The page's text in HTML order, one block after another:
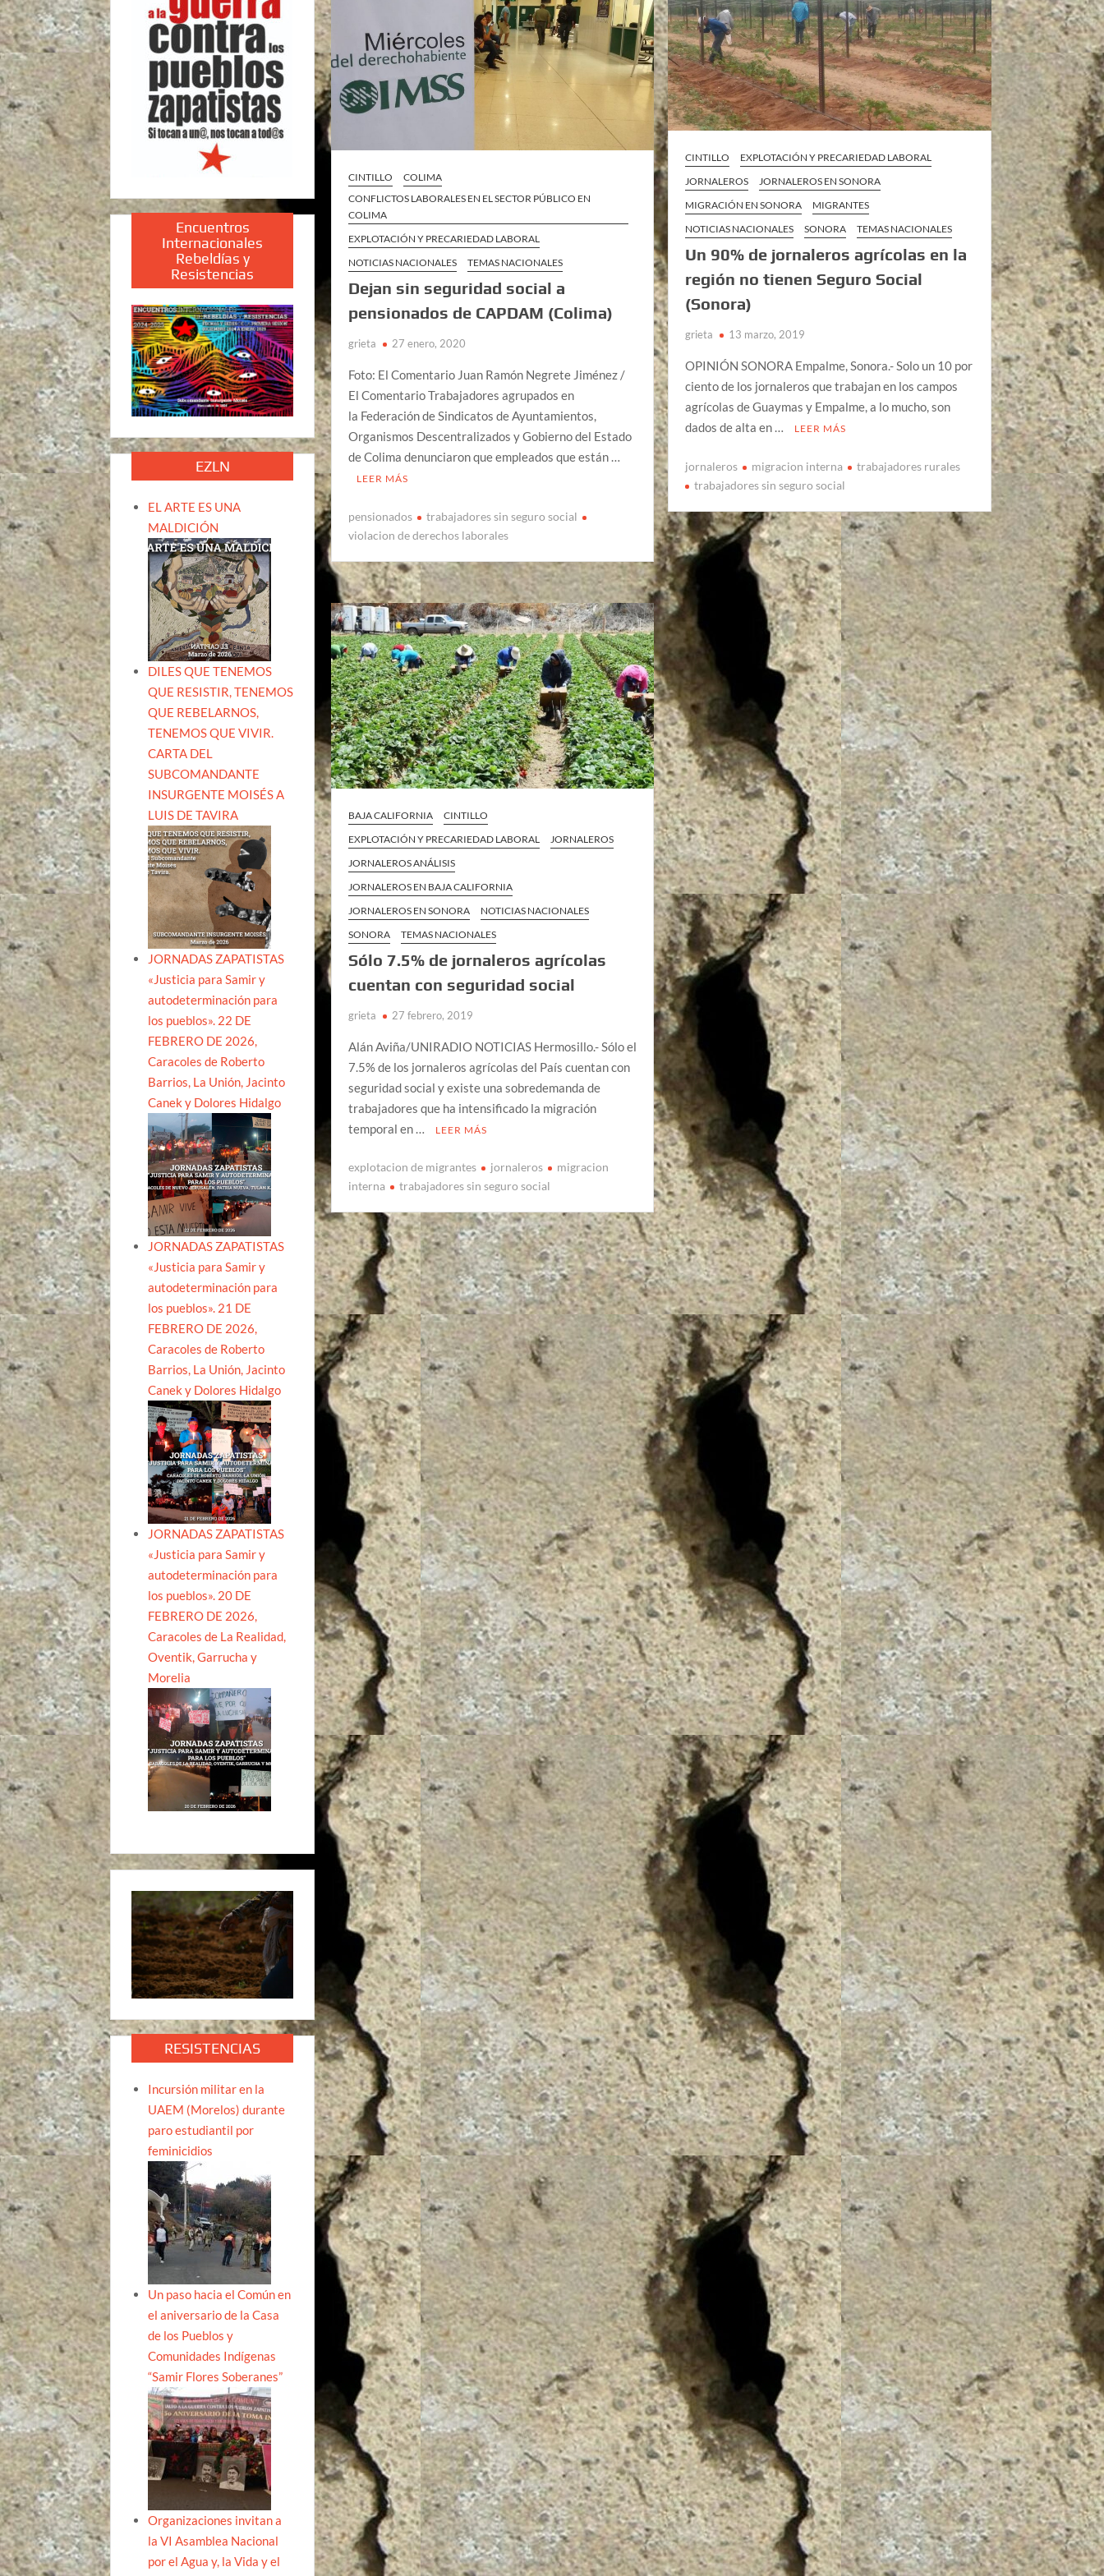
CINTILLO
COLIMA
CONFLICTOS LABORALES EN EL SECTOR PÚBLICO EN
COLIMA
EXPLOTACIÓN Y PRECARIEDAD LABORAL
NOTICIAS NACIONALES
TEMAS NACIONALES
Dejan sin seguridad social a
pensionados de CAPDAM (Colima)
grieta 27 enero, 2020
Foto: El Comentario Juan Ramón Negrete Jiménez /
El Comentario Trabajadores agrupados en
la Federación de Sindicatos de Ayuntamientos,
Organismos Descentralizados y Gobierno del Estado
de Colima denunciaron que empleados que están …
LEER MÁS
pensionados
trabajadores sin seguro social
violacion de derechos laborales
CINTILLO
EXPLOTACIÓN Y PRECARIEDAD LABORAL
JORNALEROS
JORNALEROS EN SONORA
MIGRACIÓN EN SONORA
MIGRANTES
NOTICIAS NACIONALES
SONORA TEMAS NACIONALES
Un 90% de jornaleros agrícolas en la
región no tienen Seguro Social
(Sonora)
grieta 13 marzo, 2019
OPINIÓN SONORA Empalme, Sonora.- Solo un 10 por
ciento de los jornaleros que trabajan en los campos
agrícolas de Guaymas y Empalme, a lo mucho, son
dados de alta en …
LEER MÁS
jornaleros migracion interna
trabajadores rurales
trabajadores sin seguro social
BAJA CALIFORNIA
CINTILLO
EXPLOTACIÓN Y PRECARIEDAD LABORAL
JORNALEROS
JORNALEROS ANÁLISIS
JORNALEROS EN BAJA CALIFORNIA
JORNALEROS EN SONORA
NOTICIAS NACIONALES
SONORA
TEMAS NACIONALES
Sólo 7.5% de jornaleros agrícolas
cuentan con seguridad social
grieta 27 febrero, 2019
Alán Aviña/UNIRADIO NOTICIAS Hermosillo.- Sólo el
7.5% de los jornaleros agrícolas del País cuentan con
seguridad social y existe una sobredemanda de
trabajadores que ha intensificado la migración
temporal en …
LEER MÁS
explotacion de migrantes jornaleros
migracion
interna
trabajadores sin seguro social
Encuentros
Internacionales
Rebeldías y
Resistencias
EZLN
EL ARTE ES UNA
MALDICIÓN
DILES QUE TENEMOS
QUE RESISTIR, TENEMOS
QUE REBELARNOS,
TENEMOS QUE VIVIR.
CARTA DEL
SUBCOMANDANTE
INSURGENTE MOISÉS A
LUIS DE TAVIRA
JORNADAS ZAPATISTAS
«Justicia para Samir y
autodeterminación para
los pueblos». 22 DE
FEBRERO DE 2026,
Caracoles de Roberto
Barrios, La Unión, Jacinto
Canek y Dolores Hidalgo
JORNADAS ZAPATISTAS
«Justicia para Samir y
autodeterminación para
los pueblos». 21 DE
FEBRERO DE 2026,
Caracoles de Roberto
Barrios, La Unión, Jacinto
Canek y Dolores Hidalgo
JORNADAS ZAPATISTAS
«Justicia para Samir y
autodeterminación para
los pueblos». 20 DE
FEBRERO DE 2026,
Caracoles de La Realidad,
Oventik, Garrucha y
Morelia
RESISTENCIAS
Incursión militar en la
UAEM (Morelos) durante
paro estudiantil por
feminicidios
Un paso hacia el Común en
el aniversario de la Casa
de los Pueblos y
Comunidades Indígenas
“Samir Flores Soberanes”
Organizaciones invitan a
la VI Asamblea Nacional
por el Agua y, la Vida y el